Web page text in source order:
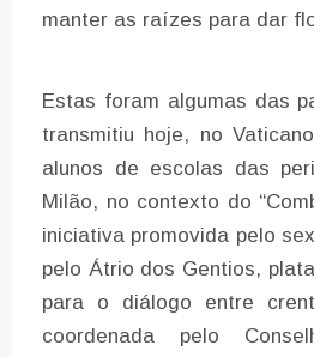
manter as raízes para dar
Estas foram algumas das
transmitiu hoje, no
alunos de escolas das
Milão, no contexto do
iniciativa promovida pelo
pelo Átrio dos Gentios,
para o diálogo entre
coordenada pelo